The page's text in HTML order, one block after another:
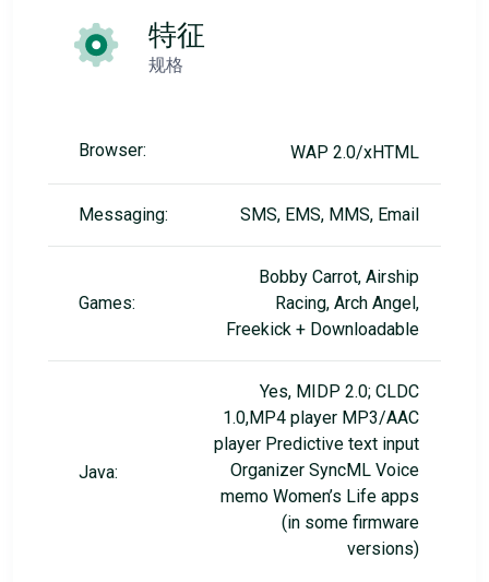
特征
规格
Browser: WAP 2.0/xHTML
Messaging: SMS, EMS, MMS, Email
Games:
Bobby Carrot, Airship
Racing, Arch Angel,
Freekick + Downloadable
Java:
Yes, MIDP 2.0; CLDC
1.0,MP4 player MP3/AAC
player Predictive text input
Organizer SyncML Voice
memo Women’s Life apps
(in some firmware
versions)